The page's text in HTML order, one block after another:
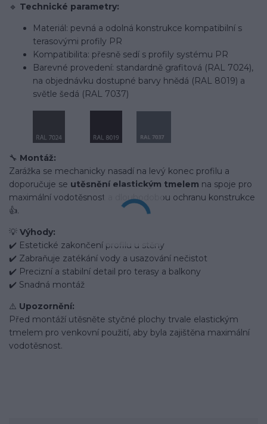
🔹 Technické parametry:
Materiál: pevná a odolná konstrukce kompatibilní s
terasovými profily PR
Kompatibilita: přesně sedí s profily systému PR
Barevné provedení: standardně grafitová (RAL 7024),
na objednávku dostupné barvy hnědá (RAL 8019) a
světle šedá (RAL 7037)
🔧 Montáž:
Zarážka se mechanicky nasadí na levý konec profilu a
doporučuje se utěsnění elastickým tmelem na spoje pro
maximální vodotěsnost a dlouhodobou ochranu konstrukce
👍.
💡 Výhody:
✔️ Estetické zakončení profilu u stěny
✔️ Zabraňuje zatékání vody a usazování nečistot
✔️ Precizní a stabilní detail pro terasy a balkony
✔️ Snadná montáž
⚠️ Upozornění:
Před montáží utěsněte styčné plochy trvale elastickým
tmelem pro venkovní použití, aby byla zajištěna maximální
vodotěsnost.